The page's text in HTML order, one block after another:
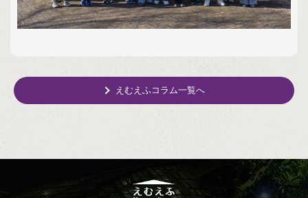
えむえふコラム一覧へ